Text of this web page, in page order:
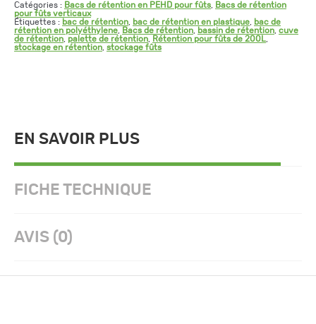
Catégories : Bacs de rétention en PEHD pour fûts
Bacs de rétention
pour fûts verticaux
Étiquettes : bac de rétention bac de rétention en plastique
bac de
rétention en polyéthylene
Bacs de rétention bassin de rétention cuve
de rétention palette de rétention Rétention pour fûts de 200L
stockage en rétention stockage fûts
EN SAVOIR PLUS
FICHE TECHNIQUE
AVIS (0)